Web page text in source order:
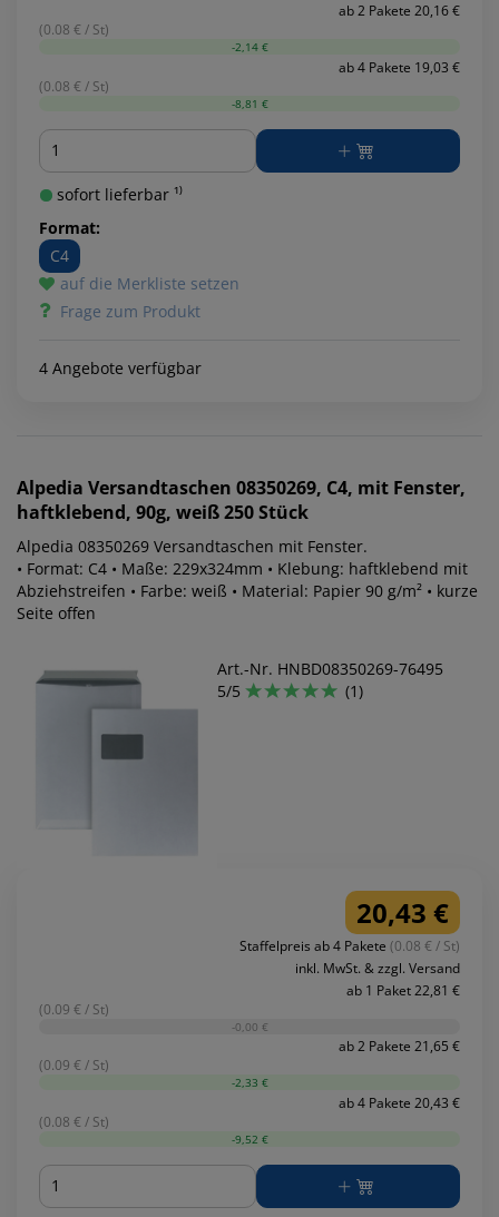
ab 2 Pakete 20,16 €
(0.08 € / St)
-2,14 €
ab 4 Pakete 19,03 €
(0.08 € / St)
-8,81 €
Menge
sofort lieferbar ¹⁾
Format:
C4
auf die Merkliste setzen
Frage zum Produkt
4 Angebote verfügbar
Alpedia Versandtaschen 08350269, C4, mit Fenster,
haftklebend, 90g, weiß 250 Stück
Alpedia 08350269 Versandtaschen mit Fenster.
• Format: C4 • Maße: 229x324mm • Klebung: haftklebend mit
Abziehstreifen • Farbe: weiß • Material: Papier 90 g/m² • kurze
Seite offen
Art.-Nr. HNBD08350269-76495
5/5
(1)
20,43 €
Staffelpreis ab 4 Pakete (0.08 € / St)
inkl. MwSt. & zzgl. Versand
ab 1 Paket 22,81 €
(0.09 € / St)
-0,00 €
ab 2 Pakete 21,65 €
(0.09 € / St)
-2,33 €
ab 4 Pakete 20,43 €
(0.08 € / St)
-9,52 €
Menge